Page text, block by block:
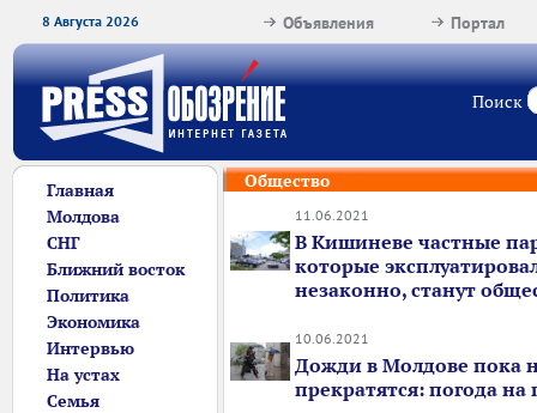
8 Августа 2026 Портал
Объявления
Поиск
Главная
Молдова
СНГ
Ближний восток
Политика
Экономика
Интервью
На устах
Семья
Общество
11.06.2021
В Кишиневе частные
которые
незаконно, станут
10.06.2021
Дожди в Молдове пока
прекратятся: погода на